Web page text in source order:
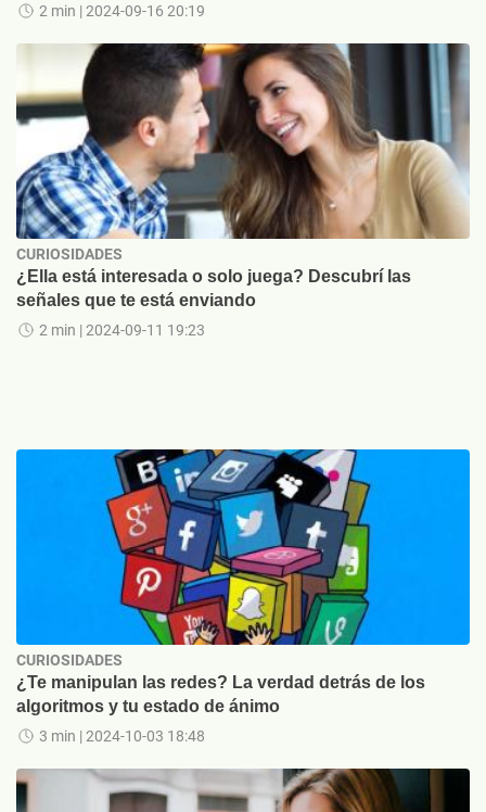
2 min | 2024-09-16 20:19
CURIOSIDADES
¿Ella está interesada o solo juega? Descubrí las
señales que te está enviando
2 min | 2024-09-11 19:23
CURIOSIDADES
¿Te manipulan las redes? La verdad detrás de los
algoritmos y tu estado de ánimo
3 min | 2024-10-03 18:48